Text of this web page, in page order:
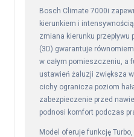
Bosch Climate 7000i
kierunkiem i
zmiana kierunku
(3D) gwarantuje
w całym pomieszczeniu, a
ustawień żaluzji zwiększa
cichy ogranicza poziom
zabezpieczenie przed
podnosi komfort podczas
Model oferuje funkcję